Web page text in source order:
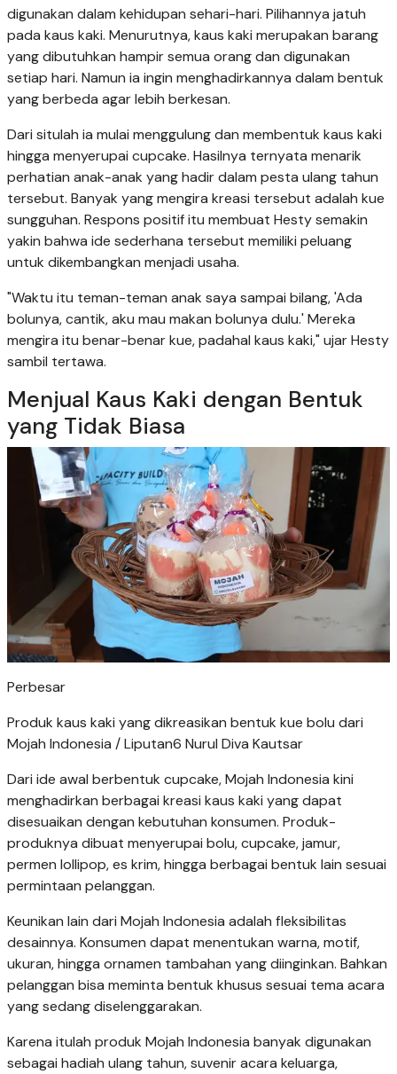
digunakan dalam kehidupan sehari-hari. Pilihannya jatuh
pada kaus kaki. Menurutnya, kaus kaki merupakan barang
yang dibutuhkan hampir semua orang dan digunakan
setiap hari. Namun ia ingin menghadirkannya dalam bentuk
yang berbeda agar lebih berkesan.
Dari situlah ia mulai menggulung dan membentuk kaus kaki
hingga menyerupai cupcake. Hasilnya ternyata menarik
perhatian anak-anak yang hadir dalam pesta ulang tahun
tersebut. Banyak yang mengira kreasi tersebut adalah kue
sungguhan. Respons positif itu membuat Hesty semakin
yakin bahwa ide sederhana tersebut memiliki peluang
untuk dikembangkan menjadi usaha.
"Waktu itu teman-teman anak saya sampai bilang, 'Ada
bolunya, cantik, aku mau makan bolunya dulu.' Mereka
mengira itu benar-benar kue, padahal kaus kaki," ujar Hesty
sambil tertawa.
Menjual Kaus Kaki dengan Bentuk
yang Tidak Biasa
Perbesar
Produk kaus kaki yang dikreasikan bentuk kue bolu dari
Mojah Indonesia / Liputan6 Nurul Diva Kautsar
Dari ide awal berbentuk cupcake, Mojah Indonesia kini
menghadirkan berbagai kreasi kaus kaki yang dapat
disesuaikan dengan kebutuhan konsumen. Produk-
produknya dibuat menyerupai bolu, cupcake, jamur,
permen lollipop, es krim, hingga berbagai bentuk lain sesuai
permintaan pelanggan.
Keunikan lain dari Mojah Indonesia adalah fleksibilitas
desainnya. Konsumen dapat menentukan warna, motif,
ukuran, hingga ornamen tambahan yang diinginkan. Bahkan
pelanggan bisa meminta bentuk khusus sesuai tema acara
yang sedang diselenggarakan.
Karena itulah produk Mojah Indonesia banyak digunakan
sebagai hadiah ulang tahun, suvenir acara keluarga,